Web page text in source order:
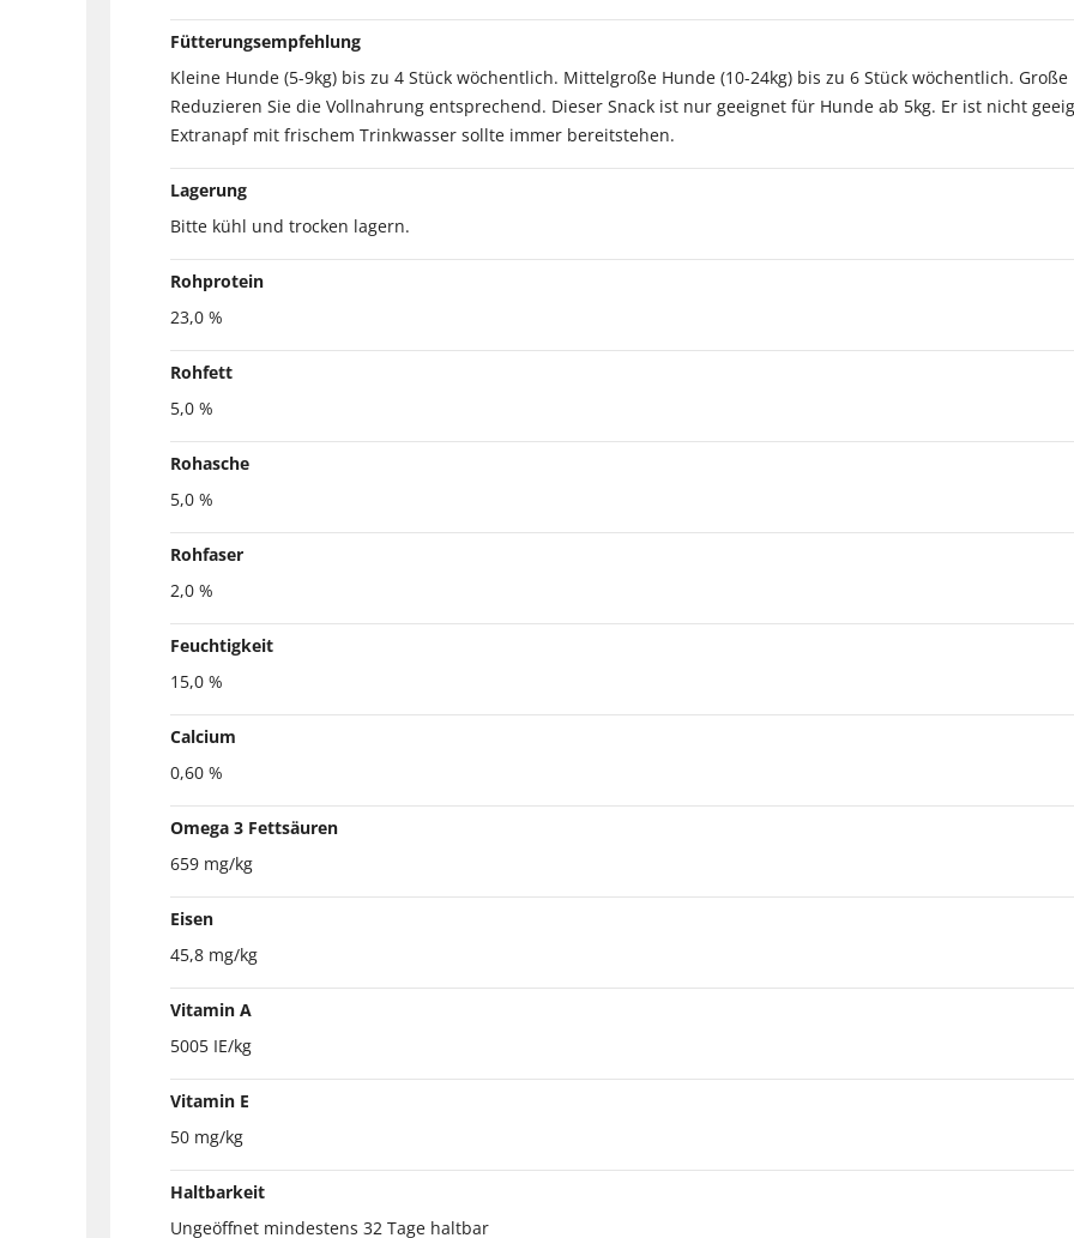
Fütterungsempfehlung
Kleine Hunde (5-9kg) bis zu 4 Stück wöchentlich. Mittelgroße Hunde (10-24kg) bis zu 6 Stück wöchentlich.
Reduzieren Sie die Vollnahrung entsprechend. Dieser Snack ist nur geeignet für Hunde ab 5kg. Er ist nicht
Extranapf mit frischem Trinkwasser sollte immer bereitstehen.
Lagerung
Bitte kühl und trocken lagern.
Rohprotein
23,0 %
Rohfett
5,0 %
Rohasche
5,0 %
Rohfaser
2,0 %
Feuchtigkeit
15,0 %
Calcium
0,60 %
Omega 3 Fettsäuren
659 mg/kg
Eisen
45,8 mg/kg
Vitamin A
5005 IE/kg
Vitamin E
50 mg/kg
Haltbarkeit
Ungeöffnet mindestens 32 Tage haltbar